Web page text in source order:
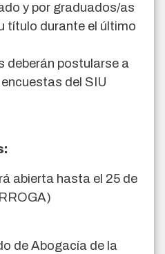
y por graduados/as
título durante el último
deberán postularse a
del SIU
abierta hasta el 25 de
de Abogacía de la